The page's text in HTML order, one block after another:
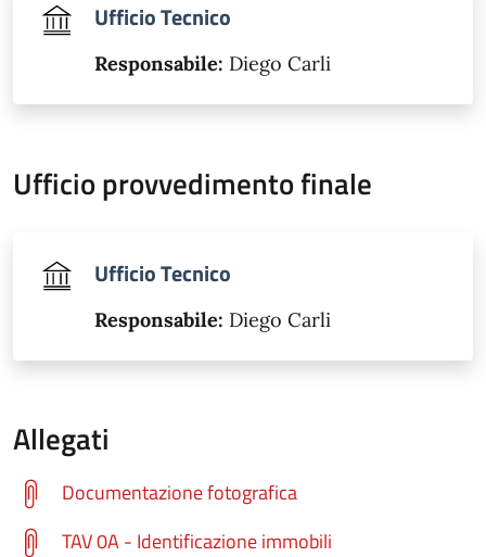
Ufficio Tecnico
Responsabile: Diego Carli
Ufficio provvedimento finale
Ufficio Tecnico
Responsabile: Diego Carli
Allegati
Documentazione fotografica
TAV 0A - Identificazione immobili